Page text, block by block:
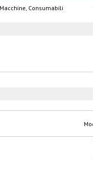
Macchine, Consumabili